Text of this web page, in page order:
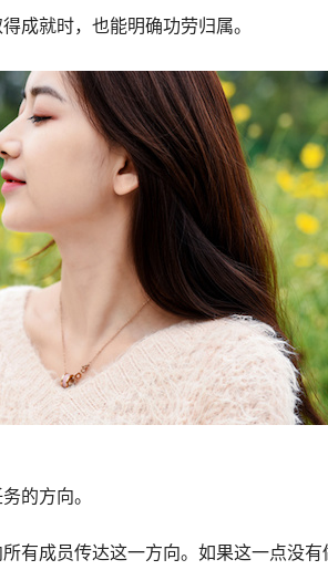
成就时，也能明确功劳归属。
的方向。
有成员传达这一方向。如果这一点没有